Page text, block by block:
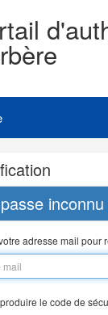
inconnu
adresse mail pour
le code de